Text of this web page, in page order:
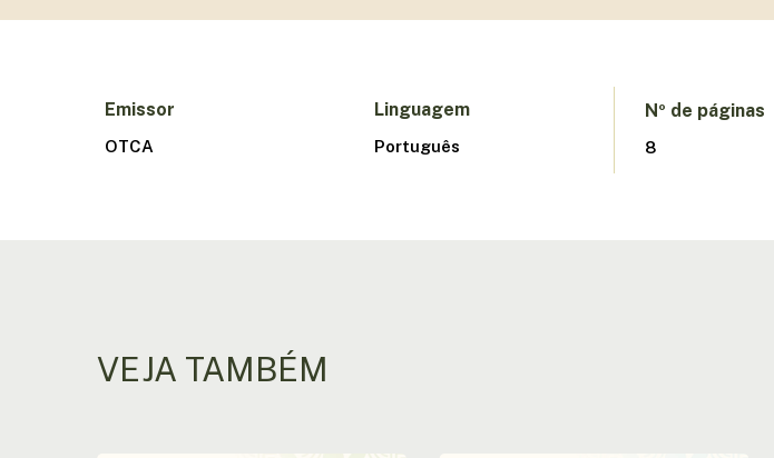
Emissor
OTCA
Linguagem
Português
Nº de páginas
8
VEJA TAMBÉM